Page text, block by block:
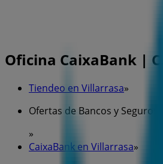
Oficina CaixaBank |
Tiendeo en Villarrasa»
Ofertas de Bancos y Seguros
»
CaixaBank en Villarrasa»